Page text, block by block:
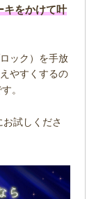
キをかけて叶
ック）を手放
やすくするの
。
試しくださ